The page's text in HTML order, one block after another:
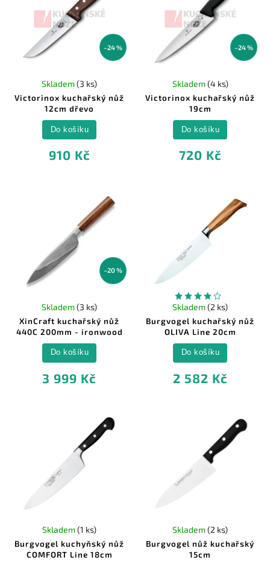
–24 %
Victorinox kuchařský nůž
12cm dřevo
Skladem(3 ks)
910 Kč
Do košíku
–24 %
Victorinox kuchařský nůž
19cm
Skladem(4 ks)
720 Kč
Do košíku
–20 %
XinCraft kuchařský nůž
440C 200mm - ironwood
Skladem(3 ks)
3 999 Kč
Do košíku
Burgvogel kuchařský nůž
OLIVA Line 20cm
Skladem(2 ks)
2 582 Kč
Do košíku
Burgvogel kuchyňský nůž
COMFORT Line 18cm
Skladem(1 ks)
Burgvogel nůž kuchařský
15cm
Skladem(2 ks)